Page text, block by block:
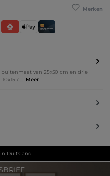
Merken
/ In delen betalen / Direct
SatispayApple PayCreditcard / Betaalpas
buitenmaat van 25x50 cm en drie
c… Meer
Duitsland